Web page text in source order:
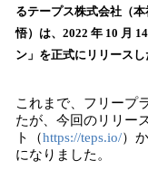
数
を
読
み
中
で
す
るテープス株式会社（
悟）は、2022 年 10 月
ン」を正式にリリースし
これまで、フリープ
たが、今回のリリー
ト（https://teps.io/）
になりました。